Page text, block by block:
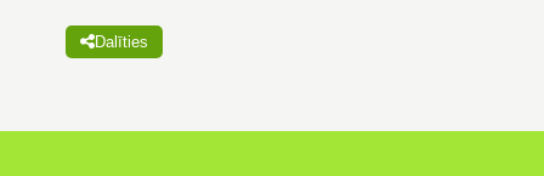
Dalīties